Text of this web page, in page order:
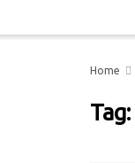
Home
Tag: